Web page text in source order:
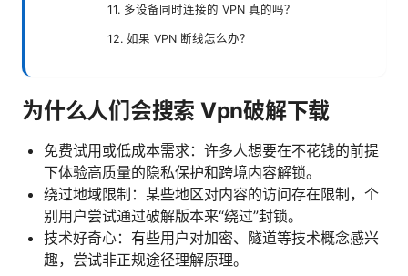
11. 多设备同时连接的 VPN 真的吗？
12. 如果 VPN 断线怎么办？
为什么人们会搜索 Vpn破解下载
免费试用或低成本需求：许多人想要在不花钱的前提
下体验高质量的隐私保护和跨境内容解锁。
绕过地域限制：某些地区对内容的访问存在限制，个
别用户尝试通过破解版本来“绕过”封锁。
技术好奇心：有些用户对加密、隧道等技术概念感兴
趣，尝试非正规途径理解原理。